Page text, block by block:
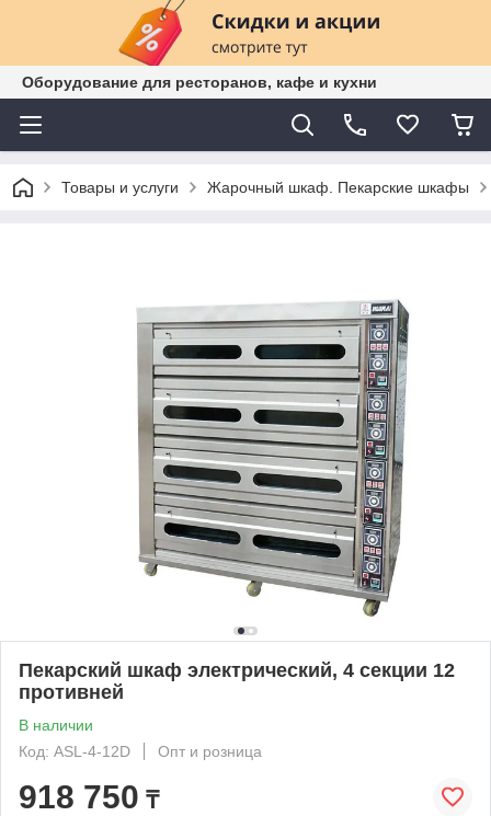
Оборудование для ресторанов, кафе и кухни
Товары и услуги Жарочный шкаф. Пекарские шкафы
Пекарский шкаф электрический, 4 секции 12
противней
В наличии
Код: ASL-4-12D
Опт и розница
918 750 ₸